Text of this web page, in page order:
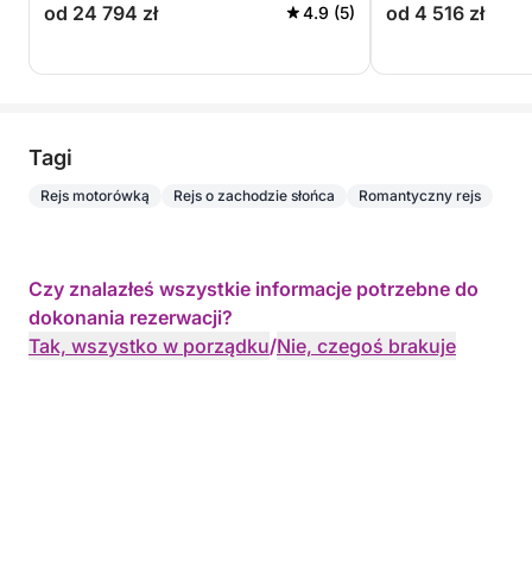
od 24 794 zł 4.9 (5) od 4 516 zł
Tagi
Rejs motorówką Rejs o zachodzie słońca Romantyczny rejs
Czy znalazłeś wszystkie informacje potrzebne do
dokonania rezerwacji?
Tak, wszystko w porządku/Nie, czegoś brakuje